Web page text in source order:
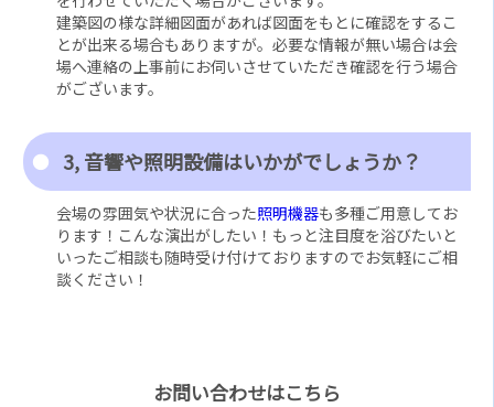
建築図の様な詳細図面があれば図面をもとに確認をするこ
とが出来る場合もありますが。必要な情報が無い場合は会
場へ連絡の上事前にお伺いさせていただき確認を行う場合
がございます。
3, 音響や照明設備はいかがでしょうか？
会場の雰囲気や状況に合った照明機器も多種ご用意してお
ります！こんな演出がしたい！もっと注目度を浴びたいと
いったご相談も随時受け付けておりますのでお気軽にご相
談ください！
お問い合わせはこちら